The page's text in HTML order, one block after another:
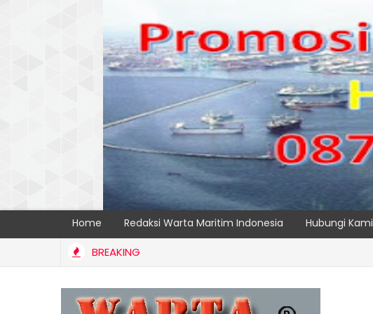
Home Redaksi Warta Maritim Indonesia Hubungi Kami
BREAKING